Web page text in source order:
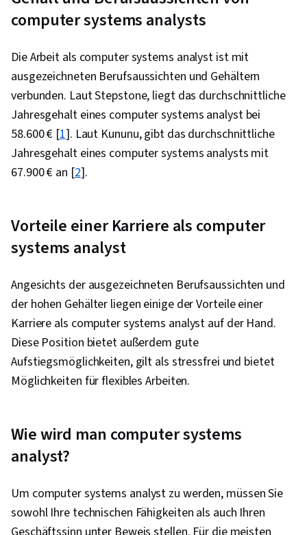
computer systems analysts
Die Arbeit als computer systems analyst ist mit
ausgezeichneten Berufsaussichten und Gehältern
verbunden. Laut Stepstone, liegt das durchschnittliche
Jahresgehalt eines computer systems analyst bei
58.600 € [1]. Laut Kununu, gibt das durchschnittliche
Jahresgehalt eines computer systems analysts mit
67.900 € an [2].
Vorteile einer Karriere als computer
systems analyst
Angesichts der ausgezeichneten Berufsaussichten und
der hohen Gehälter liegen einige der Vorteile einer
Karriere als computer systems analyst auf der Hand.
Diese Position bietet außerdem gute
Aufstiegsmöglichkeiten, gilt als stressfrei und bietet
Möglichkeiten für flexibles Arbeiten.
Wie wird man computer systems
analyst?
Um computer systems analyst zu werden, müssen Sie
sowohl Ihre technischen Fähigkeiten als auch Ihren